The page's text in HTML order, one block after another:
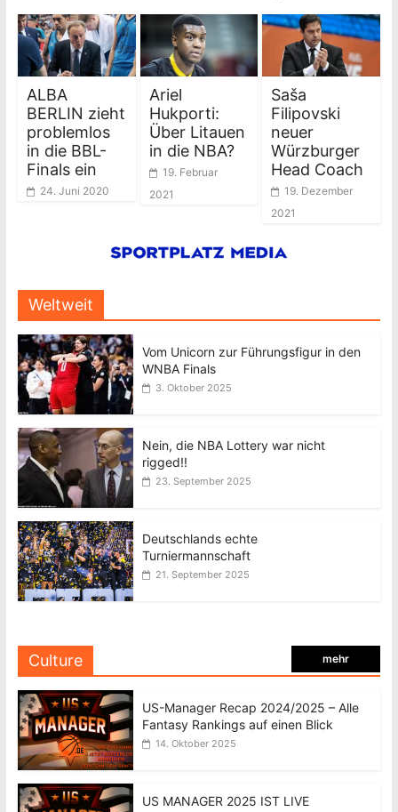
ALBA
BERLIN zieht
problemlos
in die BBL-
Finals ein
24. Juni 2020
Ariel
Hukporti:
Über Litauen
in die NBA?
19. Februar
2021
Saša
Filipovski
neuer
Würzburger
Head Coach
19. Dezember
2021
Weltweit
Vom Unicorn zur Führungsfigur in den
WNBA Finals
3. Oktober 2025
Nein, die NBA Lottery war nicht
rigged!!
23. September 2025
Deutschlands echte
Turniermannschaft
21. September 2025
Culture mehr
US-Manager Recap 2024/2025 – Alle
Fantasy Rankings auf einen Blick
14. Oktober 2025
US MANAGER 2025 IST LIVE